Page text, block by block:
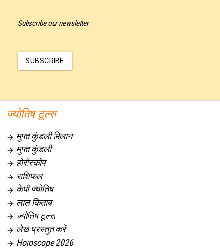
Subscribe our newsletter
SUBSCRIBE
ज्योतिष टूल्स
 मुफ्त कुंडली मिलान
 मुफ्त कुंडली
 होरोस्कोप
 राशिफल
 केपी ज्योतिष
 लाल किताब
 ज्योतिष टूल्स
 लेख प्रस्तुत करें
 Horoscope 2026